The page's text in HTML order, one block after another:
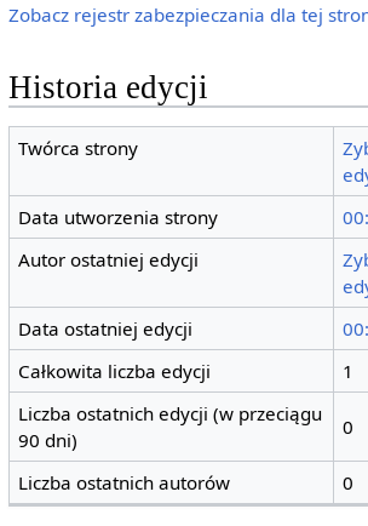
Zobacz rejestr zabezpieczania dla tej
Historia edycji
Twórca strony
Data utworzenia strony
Autor ostatniej edycji
Data ostatniej edycji
Całkowita liczba edycji
1
Liczba ostatnich edycji (w przeciągu
90 dni)
0
Liczba ostatnich autorów 0